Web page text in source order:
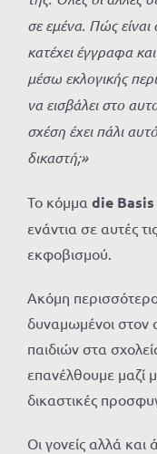
σε εμένα. Πώς
κατέχει έγγραφα
μέσω εκλογικής
να εισβάλει στο
σχέση έχει πάλι
δικαστή;»
Το κόμμα die Βasis
ενάντια σε αυτές
εκφοβισμού.
Ακόμη
δυναμωμένοι στον
παιδιών στα
επανέλθουμε μαζί
δικαστικές
Οι γονείς αλλά και